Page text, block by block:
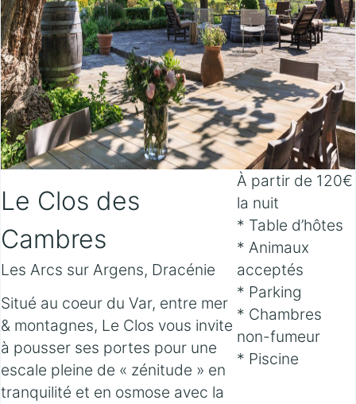
Le Clos des
Cambres
Les Arcs sur Argens, Dracénie
Situé au coeur du Var, entre mer
& montagnes, Le Clos vous invite
à pousser ses portes pour une
escale pleine de « zénitude » en
tranquilité et en osmose avec la
À partir de 120€
la nuit
* Table d’hôtes
* Animaux
acceptés
* Parking
* Chambres
non-fumeur
* Piscine